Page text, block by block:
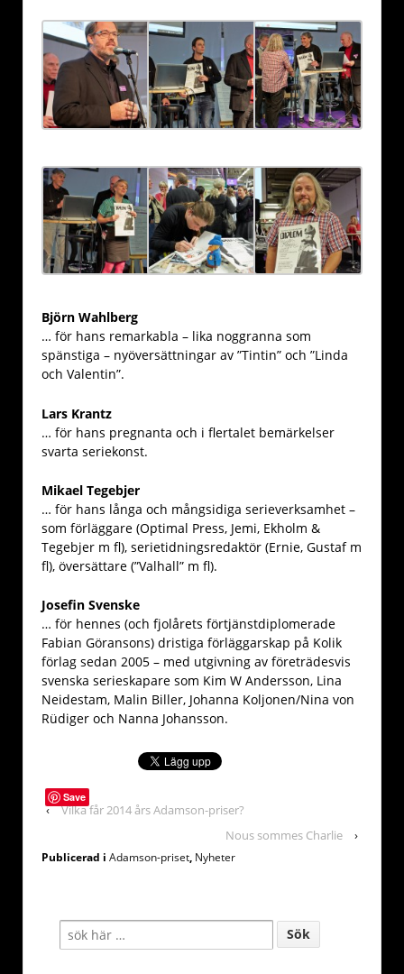
Björn Wahlberg
… för hans remarkabla – lika noggranna som
spänstiga – nyöversättningar av ”Tintin” och ”Linda
och Valentin”.
Lars Krantz
… för hans pregnanta och i flertalet bemärkelser
svarta seriekonst.
Mikael Tegebjer
… för hans långa och mångsidiga serieverksamhet –
som förläggare (Optimal Press, Jemi, Ekholm &
Tegebjer m fl), serietidningsredaktör (Ernie, Gustaf m
fl), översättare (”Valhall” m fl).
Josefin Svenske
… för hennes (och fjolårets förtjänstdiplomerade
Fabian Göransons) dristiga förläggarskap på Kolik
förlag sedan 2005 – med utgivning av företrädesvis
svenska serieskapare som Kim W Andersson, Lina
Neidestam, Malin Biller, Johanna Koljonen/Nina von
Rüdiger och Nanna Johansson.
Save
‹ Vilka får 2014 års Adamson-priser?
Nous sommes Charlie
›
Publicerad i Adamson-priset, Nyheter